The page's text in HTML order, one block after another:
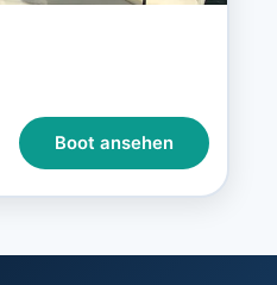
Boot ansehen